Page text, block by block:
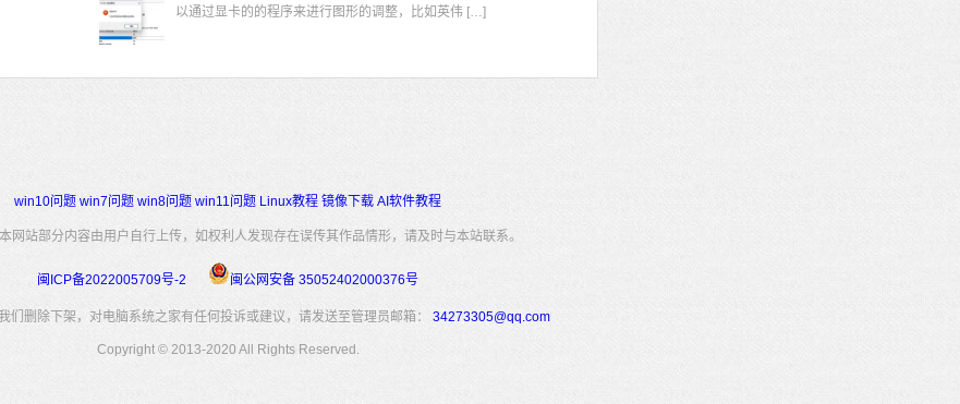
以通过显卡的的程序来进行图形的调整，比如英伟 […]
win10问题 win7问题 win8问题 win11问题 Linux教程 镜像下载 AI软件教程
网站部分内容由用户自行上传，如权利人发现存在误传其作品情形，请及时与本站联系。
闽ICP备2022005709号-2 闽公网安备 35052402000376号
们删除下架，对电脑系统之家有任何投诉或建议，请发送至管理员邮箱： 34273305@qq.com
Copyright © 2013-2020 All Rights Reserved.